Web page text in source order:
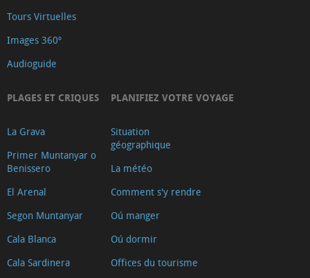
Tours Virtuelles
Images 360º
Audioguide
PLAGES ET CRIQUES
La Grava
Primer Muntanyar o
Benissero
El Arenal
Segon Muntanyar
Cala Blanca
Cala Sardinera
PLANIFIEZ VOTRE VOYAGE
Situation
géographique
La météo
Comment s'y rendre
Oú manger
Oú dormir
Offices du tourisme